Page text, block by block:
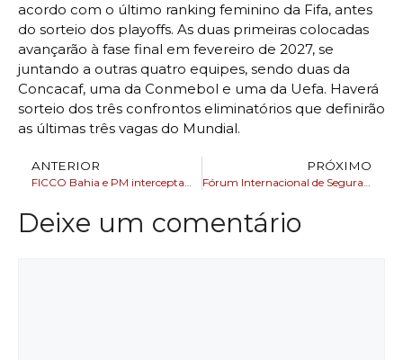
acordo com o último ranking feminino da Fifa, antes
do sorteio dos playoffs. As duas primeiras colocadas
avançarão à fase final em fevereiro de 2027, se
juntando a outras quatro equipes, sendo duas da
Concacaf, uma da Conmebol e uma da Uefa. Haverá
sorteio dos três confrontos eliminatórios que definirão
as últimas três vagas do Mundial.
ANTERIOR
FICCO Bahia e PM interceptam mulher que transportava drogas do RJ para Itabuna
PRÓXIMO
Fórum Internacional de Segurança Viária debate boas práticas para o trânsito de Salvador
Deixe um comentário